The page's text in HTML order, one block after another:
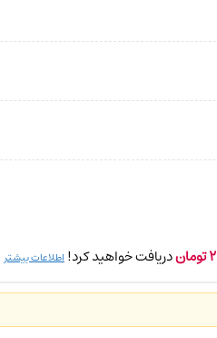
توماندریافت خواهید کرد! اطلاعات بیشتر